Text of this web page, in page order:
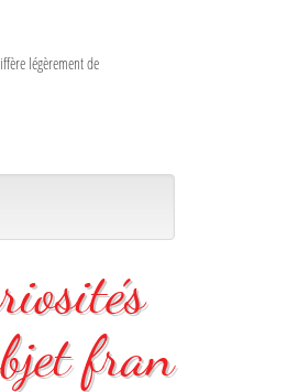
légèrement de
fran